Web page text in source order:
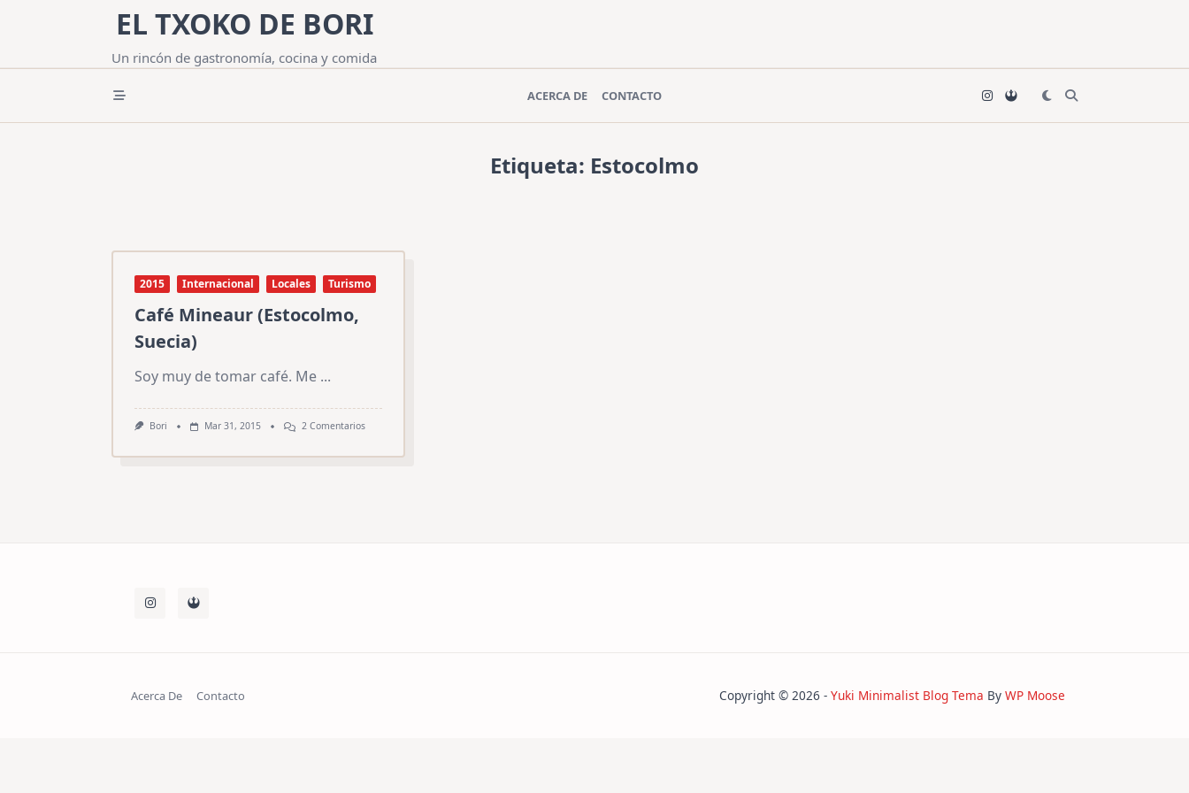
EL TXOKO DE BORI
Un rincón de gastronomía, cocina y comida
ACERCA DE CONTACTO
Etiqueta: Estocolmo
2015 Internacional Locales Turismo
Café Mineaur (Estocolmo,
Suecia)
Soy muy de tomar café. Me ...
Bori Mar 31, 2015 2 ComentariosEn
Acerca De Contacto Copyright © 2026 - Yuki Minimalist Blog Tema By WP Moose